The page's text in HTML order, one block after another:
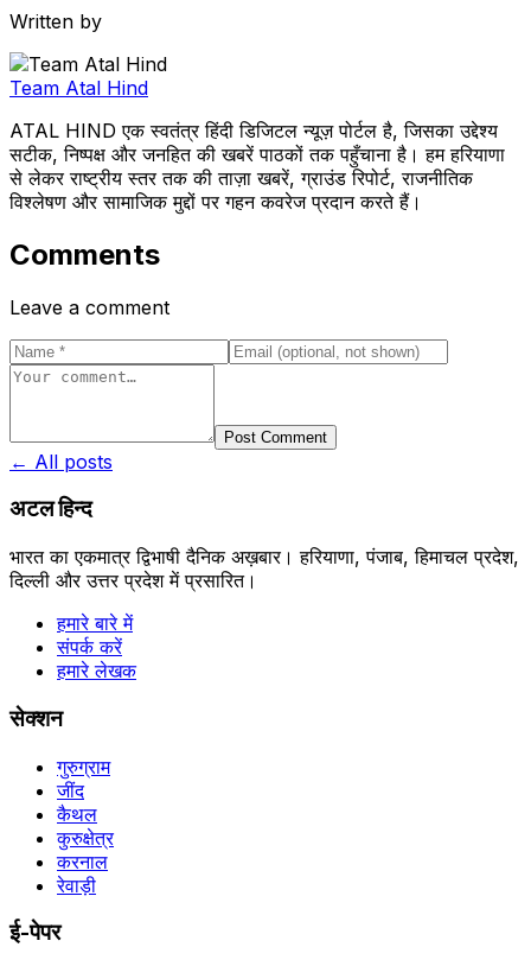
Written by
Team Atal Hind
ATAL HIND एक स्वतंत्र हिंदी डिजिटल न्यूज़ पोर्टल है, जिसका उद्देश्य
सटीक, निष्पक्ष और जनहित की खबरें पाठकों तक पहुँचाना है। हम हरियाणा
से लेकर राष्ट्रीय स्तर तक की ताज़ा खबरें, ग्राउंड रिपोर्ट, राजनीतिक
विश्लेषण और सामाजिक मुद्दों पर गहन कवरेज प्रदान करते हैं।
Comments
Leave a comment
Post Comment
← All posts
अटल हिन्द
भारत का एकमात्र द्विभाषी दैनिक अख़बार। हरियाणा, पंजाब, हिमाचल प्रदेश,
दिल्ली और उत्तर प्रदेश में प्रसारित।
हमारे बारे में
संपर्क करें
हमारे लेखक
सेक्शन
गुरुग्राम
जींद
कैथल
कुरुक्षेत्र
करनाल
रेवाड़ी
ई-पेपर